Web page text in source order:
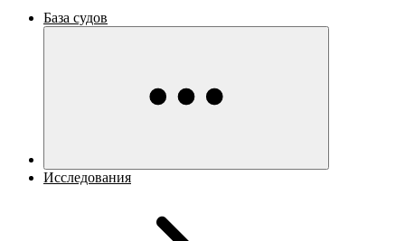
База судов
Исследования